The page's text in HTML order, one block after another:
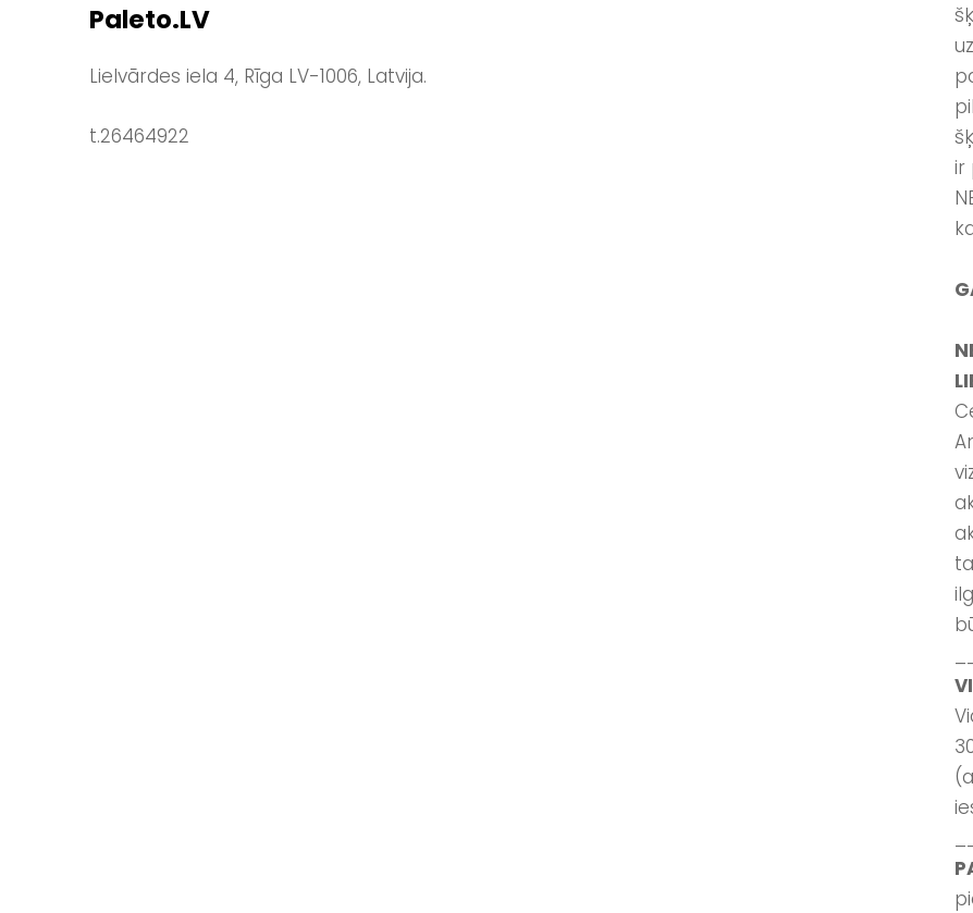
Paleto.LV
Lielvārdes iela 4, Rīga LV-1006, Latvija.
t.26464922
ir